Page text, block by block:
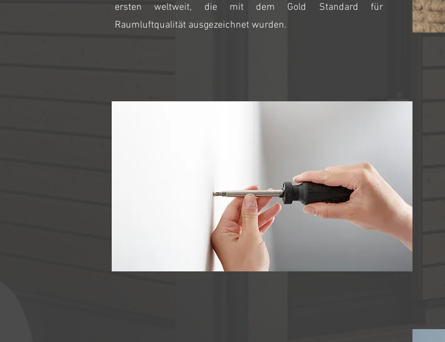
ersten weltweit, die mit dem Gold Standard für
Raumluftqualität ausgezeichnet wurden.